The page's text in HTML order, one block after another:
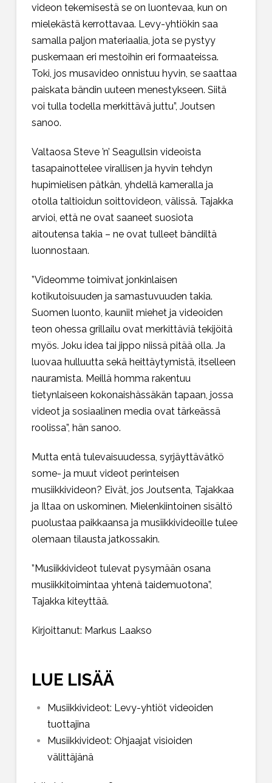
videon tekemisestä se on luontevaa, kun on
mielekästä kerrottavaa. Levy-yhtiökin saa
samalla paljon materiaalia, jota se pystyy
puskemaan eri mestoihin eri formaateissa.
Toki, jos musavideo onnistuu hyvin, se saattaa
paiskata bändin uuteen menestykseen. Siitä
voi tulla todella merkittävä juttu”, Joutsen
sanoo.
Valtaosa Steve ’n’ Seagullsin videoista
tasapainottelee virallisen ja hyvin tehdyn
hupimielisen pätkän, yhdellä kameralla ja
otolla taltioidun soittovideon, välissä. Tajakka
arvioi, että ne ovat saaneet suosiota
aitoutensa takia – ne ovat tulleet bändiltä
luonnostaan.
”Videomme toimivat jonkinlaisen
kotikutoisuuden ja samastuvuuden takia.
Suomen luonto, kauniit miehet ja videoiden
teon ohessa grillailu ovat merkittäviä tekijöitä
myös. Joku idea tai jippo niissä pitää olla. Ja
luovaa hulluutta sekä heittäytymistä, itselleen
nauramista. Meillä homma rakentuu
tietynlaiseen kokonaishässäkän tapaan, jossa
videot ja sosiaalinen media ovat tärkeässä
roolissa”, hän sanoo.
Mutta entä tulevaisuudessa, syrjäyttävätkö
some- ja muut videot perinteisen
musiikkivideon? Eivät, jos Joutsenta, Tajakkaa
ja Iltaa on uskominen. Mielenkiintoinen sisältö
puolustaa paikkaansa ja musiikkivideoille tulee
olemaan tilausta jatkossakin.
”Musiikkivideot tulevat pysymään osana
musiikkitoimintaa yhtenä taidemuotona”,
Tajakka kiteyttää.
Kirjoittanut: Markus Laakso
LUE LISÄÄ
Musiikkivideot: Levy-yhtiöt videoiden
tuottajina
Musiikkivideot: Ohjaajat visioiden
välittäjänä